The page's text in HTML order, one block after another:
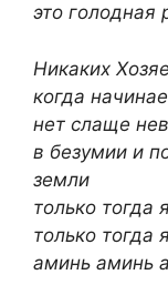
это голодная
Никаких
когда
нет слаще
в безумии и
земли
только тогда
только тогда
аминь аминь